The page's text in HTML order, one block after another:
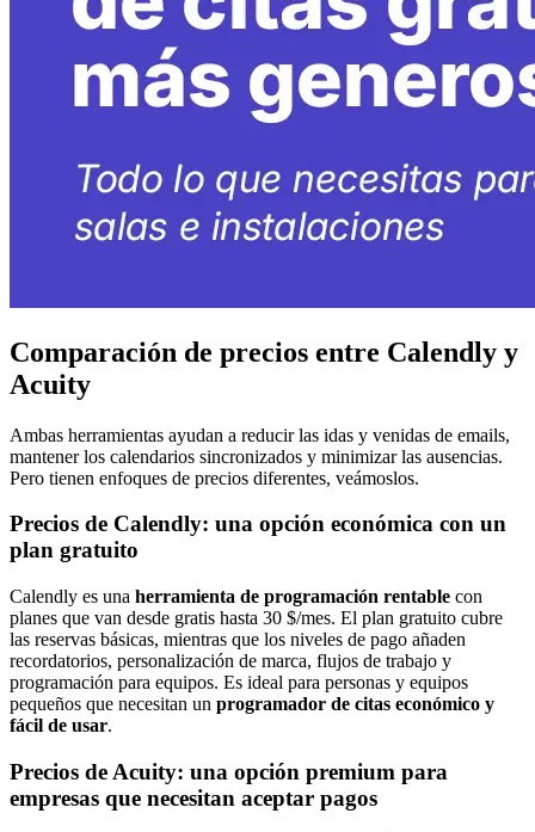
Comparación de precios entre Calendly y
Acuity
Ambas herramientas ayudan a reducir las idas y venidas de emails,
mantener los calendarios sincronizados y minimizar las ausencias.
Pero tienen enfoques de precios diferentes, veámoslos.
Precios de Calendly: una opción económica con un
plan gratuito
Calendly es una herramienta de programación rentable con
planes que van desde gratis hasta 30 $/mes. El plan gratuito cubre
las reservas básicas, mientras que los niveles de pago añaden
recordatorios, personalización de marca, flujos de trabajo y
programación para equipos. Es ideal para personas y equipos
pequeños que necesitan un programador de citas económico y
fácil de usar.
Precios de Acuity: una opción premium para
empresas que necesitan aceptar pagos